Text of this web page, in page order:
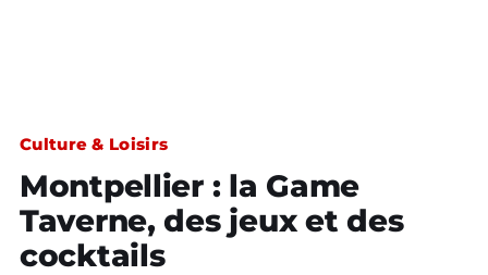
Culture & Loisirs
Montpellier : la Game
Taverne, des jeux et des
cocktails